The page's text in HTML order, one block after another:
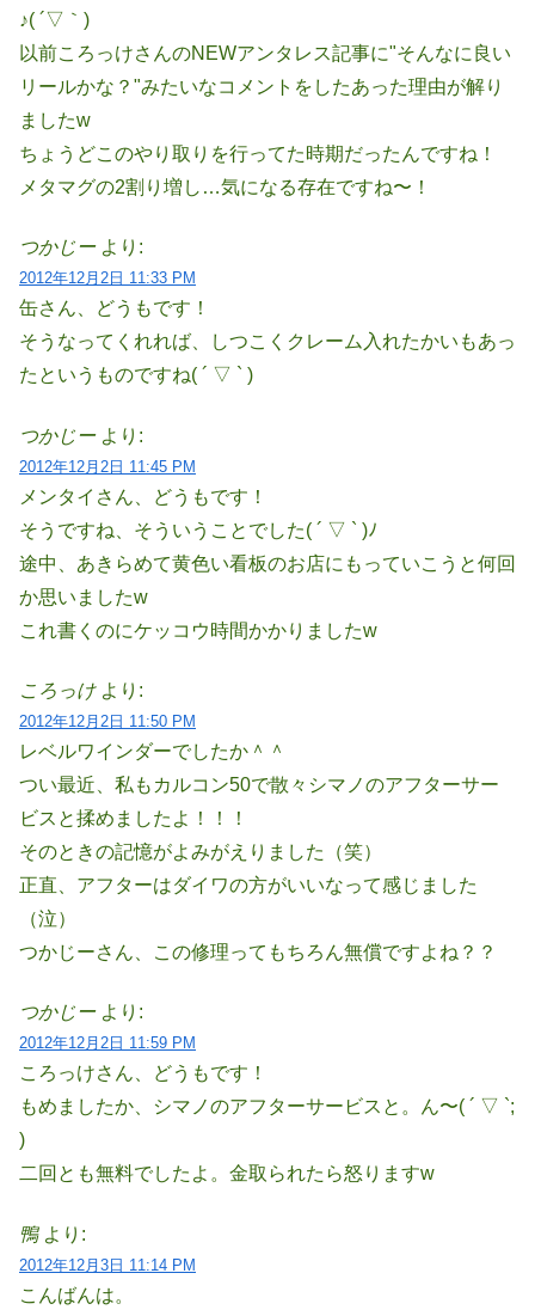
♪( ´▽｀)
以前ころっけさんのNEWアンタレス記事に"そんなに良い
リールかな？"みたいなコメントをしたあった理由が解り
ましたw
ちょうどこのやり取りを行ってた時期だったんですね！
メタマグの2割り増し…気になる存在ですね〜！
つかじー より:
2012年12月2日 11:33 PM
缶さん、どうもです！
そうなってくれれば、しつこくクレーム入れたかいもあっ
たというものですね( ´ ▽ ` )
つかじー より:
2012年12月2日 11:45 PM
メンタイさん、どうもです！
そうですね、そういうことでした( ´ ▽ ` )ﾉ
途中、あきらめて黄色い看板のお店にもっていこうと何回
か思いましたw
これ書くのにケッコウ時間かかりましたw
ころっけ より:
2012年12月2日 11:50 PM
レベルワインダーでしたか＾＾
つい最近、私もカルコン50で散々シマノのアフターサー
ビスと揉めましたよ！！！
そのときの記憶がよみがえりました（笑）
正直、アフターはダイワの方がいいなって感じました
（泣）
つかじーさん、この修理ってもちろん無償ですよね？？
つかじー より:
2012年12月2日 11:59 PM
ころっけさん、どうもです！
もめましたか、シマノのアフターサービスと。ん〜( ´ ▽ `;
)
二回とも無料でしたよ。金取られたら怒りますw
鴨 より:
2012年12月3日 11:14 PM
こんばんは。